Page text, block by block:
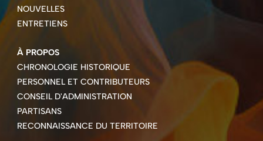
NOUVELLES
ENTRETIENS
À PROPOS
CHRONOLOGIE HISTORIQUE
PERSONNEL ET CONTRIBUTEURS
CONSEIL D'ADMINISTRATION
PARTISANS
RECONNAISSANCE DU TERRITOIRE